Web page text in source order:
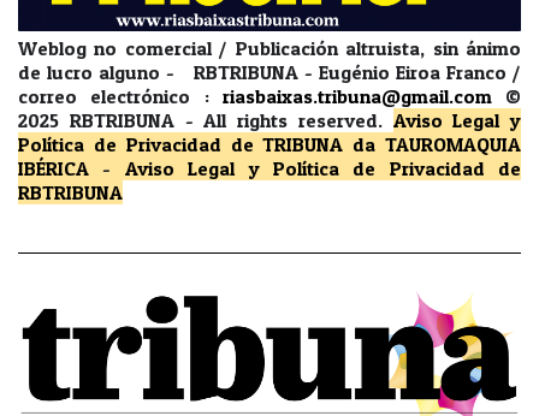
Weblog no comercial / Publicación altruista, sin ánimo
de lucro alguno - RBTRIBUNA - Eugénio Eiroa Franco /
correo electrónico : riasbaixas.tribuna@gmail.com
©
2025 RBTRIBUNA -All rights reserved. Aviso Legal y
Política de Privacidad de TRIBUNA da TAUROMAQUIA
IBÉRICA - Aviso Legal y Política de Privacidad
de
RBTRIBUNA